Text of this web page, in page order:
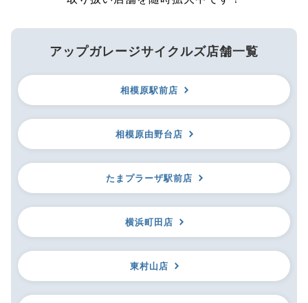
アップガレージサイクルズ店舗一覧
相模原駅前店
相模原由野台店
たまプラーザ駅前店
横浜町田店
東村山店